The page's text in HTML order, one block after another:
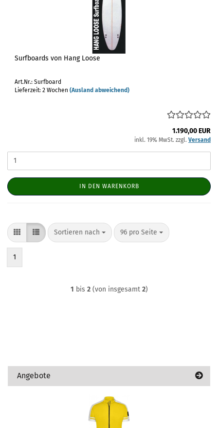
Surfboards von Hang Loose
Art.Nr.: Surfboard
Lieferzeit: 2 Wochen (Ausland abweichend)
1.190,00 EUR
inkl. 19% MwSt. zzgl. Versand
IN DEN WARENKORB
Sortieren nach
Sortieren nach 96 pro Seite
pro Seite
1
1 bis 2(von insgesamt 2)
Angebote